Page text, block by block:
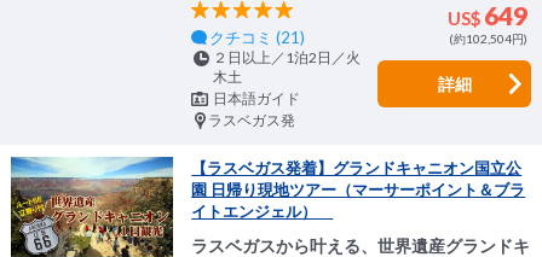
US$ 649
(約102,504円)
クチコミ (21)
２日以上／1泊2日／火
木土
日本語ガイド
ラスベガス発
詳細
【ラスベガス発着】グランドキャニオン国立公
園 日帰り現地ツアー（マーサーポイント＆ブラ
イトエンジェル）
ラスベガスから叶える、世界遺産グランドキ